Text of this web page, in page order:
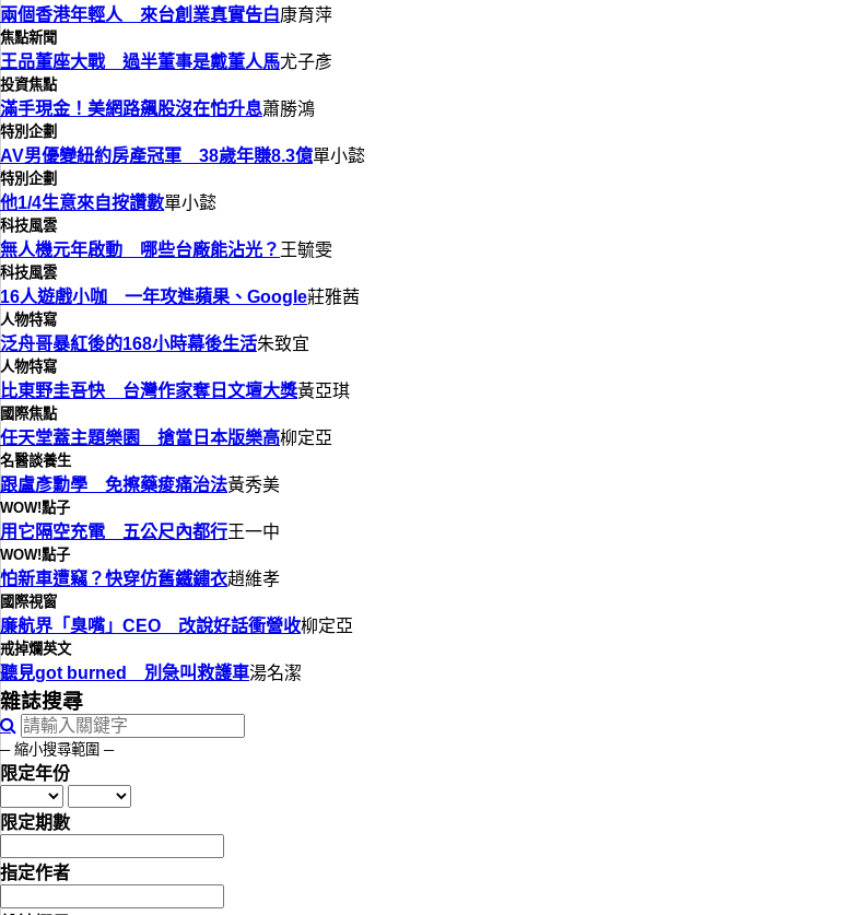
兩個香港年輕人 來台創業真實告白康育萍
焦點新聞
王品董座大戰 過半董事是戴董人馬尤子彥
投資焦點
滿手現金！美網路飆股沒在怕升息蕭勝鴻
特別企劃
AV男優變紐約房產冠軍 38歲年賺8.3億單小懿
特別企劃
他1/4生意來自按讚數單小懿
科技風雲
無人機元年啟動 哪些台廠能沾光？ 王毓雯
科技風雲
16人遊戲小咖 一年攻進蘋果、Google莊雅茜
人物特寫
泛舟哥暴紅後的168小時幕後生活朱致宜
人物特寫
比東野圭吾快 台灣作家奪日文壇大獎黃亞琪
國際焦點
任天堂蓋主題樂園 搶當日本版樂高柳定亞
名醫談養生
跟盧彥勳學 免擦藥痠痛治法黃秀美
WOW!點子
用它隔空充電 五公尺內都行王一中
WOW!點子
怕新車遭竊？快穿仿舊鐵鏽衣趙維孝
國際視窗
廉航界「臭嘴」CEO 改說好話衝營收柳定亞
戒掉爛英文
聽見got burned 別急叫救護車湯名潔
雜誌搜尋
─ 縮小搜尋範圍 ─
限定年份
限定期數
指定作者